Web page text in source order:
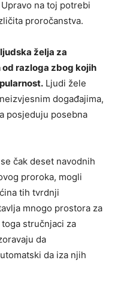
na toj potrebi
proročanstva.
želja za
razloga zbog kojih
Ljudi žele
događajima,
posjeduju posebna
čak deset navodnih
proroka, mogli
tih tvrdnji
mnogo prostora za
stručnjaci za
da
da iza njih